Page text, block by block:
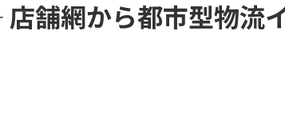
舗網から都市型物流